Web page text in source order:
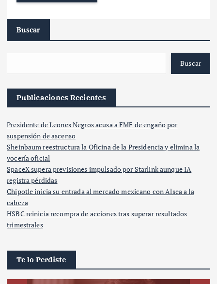
Buscar
Buscar
Publicaciones Recientes
Presidente de Leones Negros acusa a FMF de engaño por
suspensión de ascenso
Sheinbaum reestructura la Oficina de la Presidencia y elimina la
vocería oficial
SpaceX supera previsiones impulsado por Starlink aunque IA
registra pérdidas
Chipotle inicia su entrada al mercado mexicano con Alsea a la
cabeza
HSBC reinicia recompra de acciones tras superar resultados
trimestrales
Te lo Perdiste